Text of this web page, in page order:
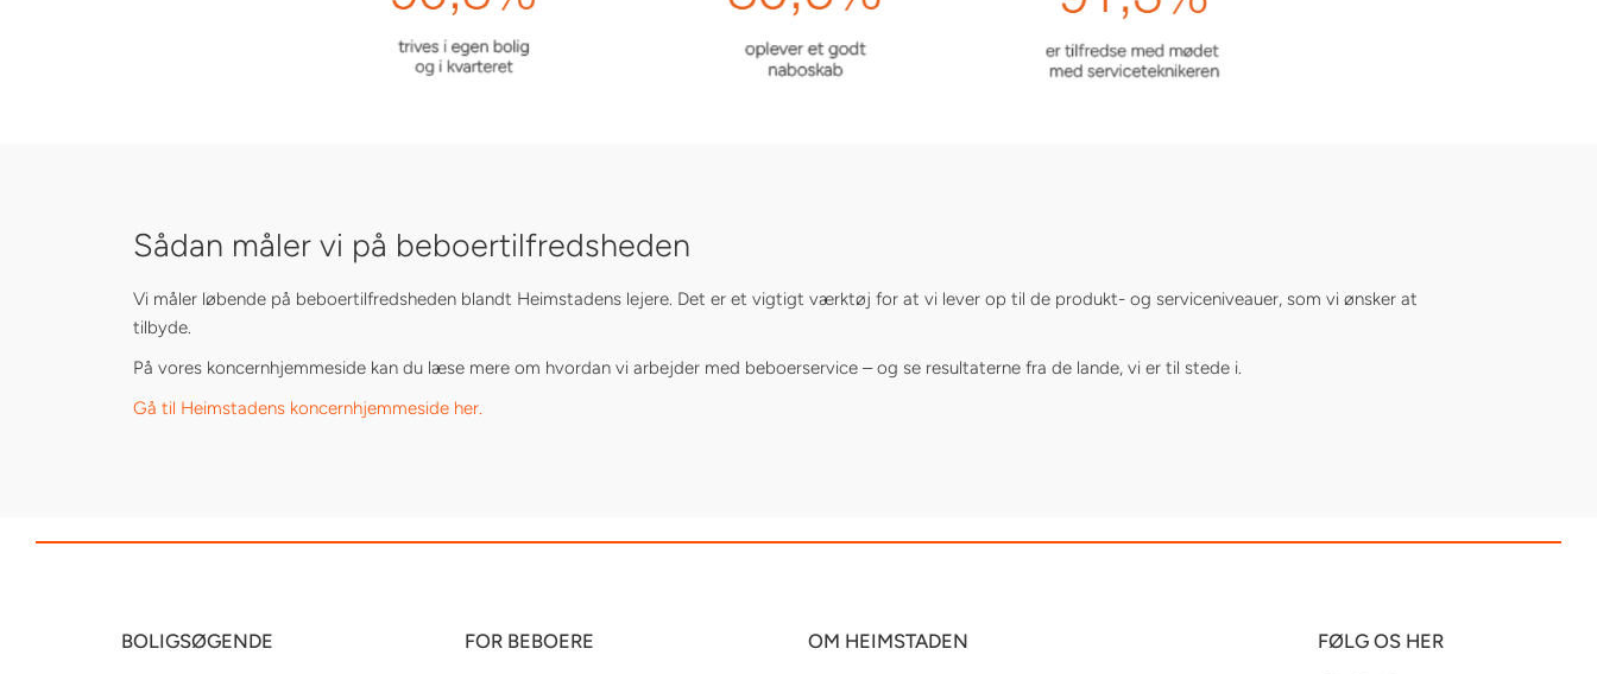
Sådan måler vi på beboertilfredsheden
Vi måler løbende på beboertilfredsheden blandt Heimstadens lejere. Det er et vigtigt værktøj for at vi lever op til de produkt- og serviceniveauer, som vi ønsker at
tilbyde.
På vores koncernhjemmeside kan du læse mere om hvordan vi arbejder med beboerservice – og se resultaterne fra de lande, vi er til stede i.
Gå til Heimstadens koncernhjemmeside her.
BOLIGSØGENDE FOR BEBOERE OM HEIMSTADEN FØLG OS HER